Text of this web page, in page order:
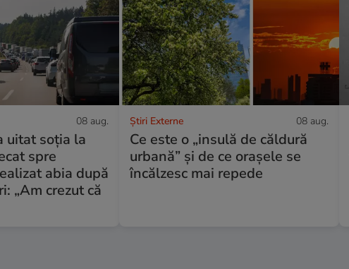
08 aug.
uitat soția la
spre
abia după
„Am crezut că
Știri Externe 08 aug.
Ce este o „insulă de căldură
urbană” și de ce orașele se
încălzesc mai repede